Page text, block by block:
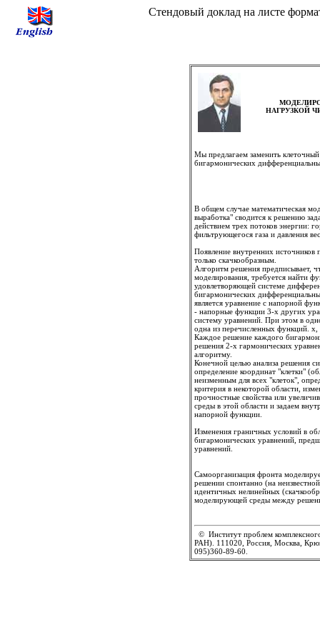
Стендовый доклад на листе
НАГРУЗКОЙ
Мы предлагаем заменить
бигармонических
В общем случае математическая
выработка" сводится к решению
действием трех потоков энергии:
фильтрующегося газа и давления
Появление внутренних
только скачкообразным.
Алгоритм решения предписывает,
моделирования, требуется найти
удовлетворяющей системе
бигармонических
является уравнение с напорной
- напорные функции 3-х других
систему уравнений. При этом в
одна из перечисленных функций.
Каждое решение каждого
решения 2-х гармонических
алгоритму.
Конечной целью анализа решения
определение координат "клетки"
неизменным для всех "клеток",
критерия в некоторой области,
прочностные свойства или
среды в этой области и задаем
напорной функции.
Изменения граничных условий в
бигармонических уравнений,
уравнений.
Самоорганизация фронта
решении спонтанно (на
идентичных нелинейных
моделирующей среды между
© Институт проблем
РАН). 111020, Россия, Москва,
095)360-89-60.